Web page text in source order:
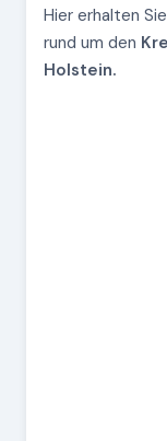
Hier erhalten
rund um den
Holstein.